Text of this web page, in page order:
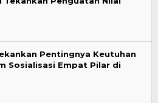
Pentingnya Keutuhan
Sosialisasi Empat Pilar di